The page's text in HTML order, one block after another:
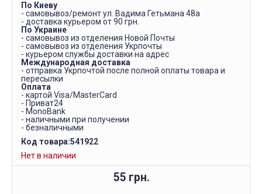
По Киеву
- самовывоз/ремонт ул. Вадима Гетьмана 48а
- доставка курьером от 90 грн.
По Украине
- самовывоз из отделения Новой Почты
- самовывоз из отделения Укрпочты
- курьером службы доставки на адрес
Международная доставка
- отправка Укрпочтой после полной оплаты товара и
пересылки
Оплата
- картой Visa/MasterCard
- Приват24
- MonoBank
- наличными при получении
- безналичными
Код товара:541922
Нет в наличии
55 грн.